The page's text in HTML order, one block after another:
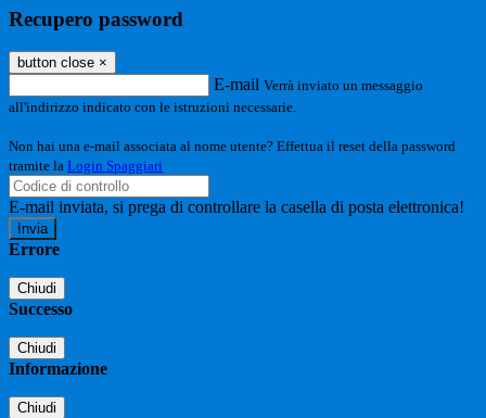
Recupero password
button close ×
E-mail Verrà inviato un messaggio
all'indirizzo indicato con le istruzioni necessarie.
Non hai una e-mail associata al nome utente? Effettua il reset della password
tramite la Login Spaggiari
E-mail inviata, si prega di controllare la casella di posta elettronica!
Errore
Chiudi
Successo
Chiudi
Informazione
Chiudi